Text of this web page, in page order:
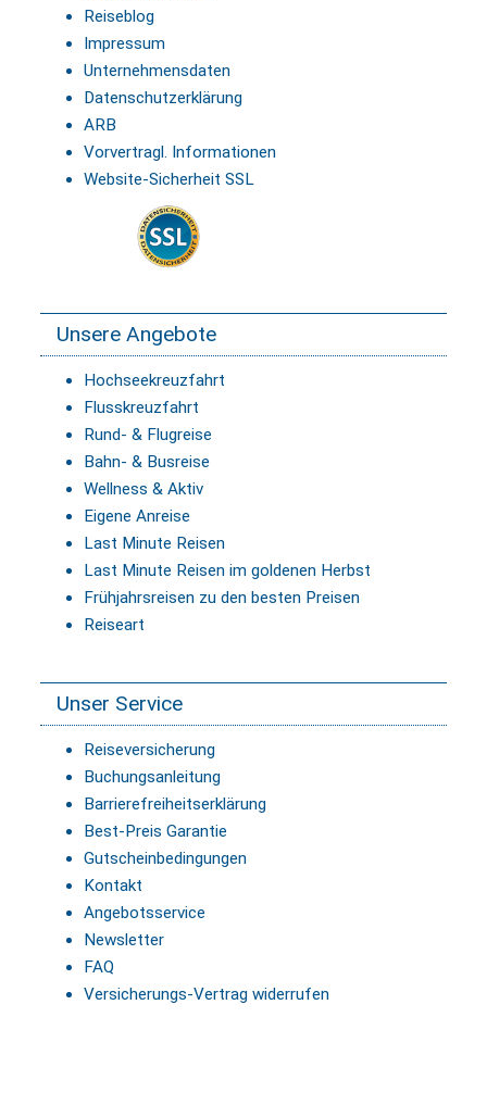
Reiseblog
Impressum
Unternehmensdaten
Datenschutzerklärung
ARB
Vorvertragl. Informationen
Website-Sicherheit SSL
Unsere Angebote
Hochseekreuzfahrt
Flusskreuzfahrt
Rund- & Flugreise
Bahn- & Busreise
Wellness & Aktiv
Eigene Anreise
Last Minute Reisen
Last Minute Reisen im goldenen Herbst
Frühjahrsreisen zu den besten Preisen
Reiseart
Unser Service
Reiseversicherung
Buchungsanleitung
Barrierefreiheitserklärung
Best-Preis Garantie
Gutscheinbedingungen
Kontakt
Angebotsservice
Newsletter
FAQ
Versicherungs-Vertrag widerrufen